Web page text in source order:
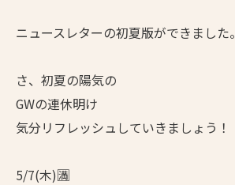
ニュースレターの初夏版ができました。
さ、初夏の陽気の
GWの連休明け
気分リフレッシュしていきましょう！
5/7(木)🈵